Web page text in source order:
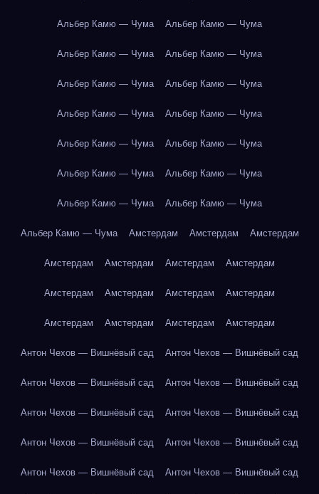
Альбер Камю — Чума Альбер Камю — Чума
Альбер Камю — Чума Альбер Камю — Чума
Альбер Камю — Чума Альбер Камю — Чума
Альбер Камю — Чума Альбер Камю — Чума
Альбер Камю — Чума Альбер Камю — Чума
Альбер Камю — Чума Альбер Камю — Чума
Альбер Камю — Чума Альбер Камю — Чума
Альбер Камю — Чума Амстердам Амстердам Амстердам
Амстердам Амстердам Амстердам Амстердам
Амстердам Амстердам Амстердам Амстердам
Амстердам Амстердам Амстердам Амстердам
Антон Чехов — Вишнёвый сад Антон Чехов — Вишнёвый сад
Антон Чехов — Вишнёвый сад Антон Чехов — Вишнёвый сад
Антон Чехов — Вишнёвый сад Антон Чехов — Вишнёвый сад
Антон Чехов — Вишнёвый сад Антон Чехов — Вишнёвый сад
Антон Чехов — Вишнёвый сад Антон Чехов — Вишнёвый сад